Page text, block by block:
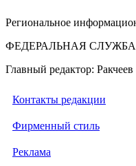
Региональное
ФЕДЕРАЛЬНАЯ
Главный редактор:
Контакты редакции
Фирменный стиль
Реклама